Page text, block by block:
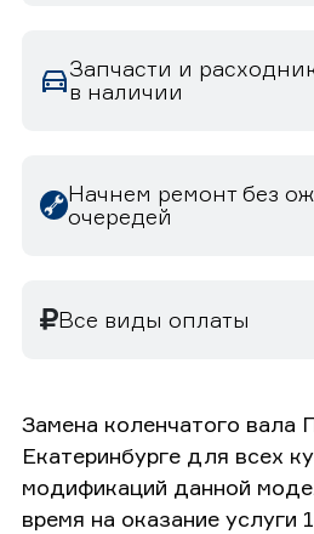
Запчасти и
в наличии
Начнем ремонт без
очередей
Все виды оплаты
Замена коленчатого вала
Екатеринбурге для всех
модификаций данной
время на оказание услуги